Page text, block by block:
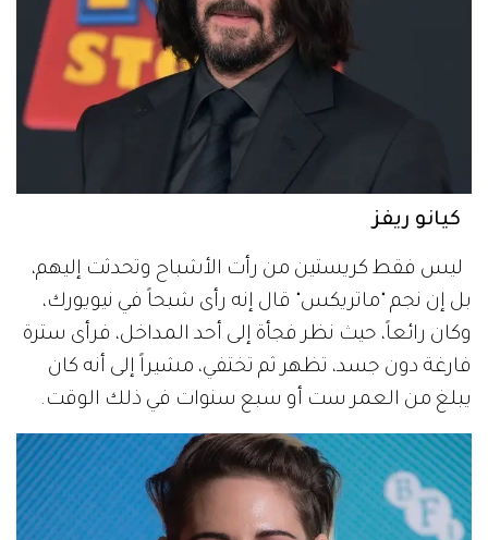
كيانو ريفز
ليس فقط كريستين من رأت الأشباح وتحدثت إليهم،
بل إن نجم "ماتريكس" قال إنه رأى شبحاً في نيويورك،
وكان رائعاً، حيث نظر فجأة إلى أحد المداخل، فرأى سترة
فارغة دون جسد، تظهر ثم تختفي، مشيراً إلى أنه كان
يبلغ من العمر ست أو سبع سنوات في ذلك الوقت.